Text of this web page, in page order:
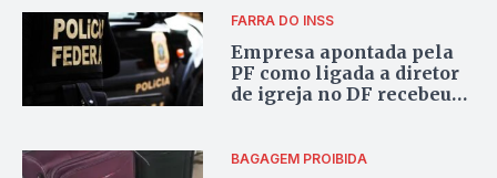
FARRA DO INSS
Empresa apontada pela
PF como ligada a diretor
de igreja no DF recebeu
de dinheiro
BAGAGEM PROIBIDA